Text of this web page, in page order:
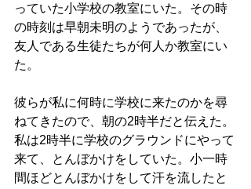
っていた小学校の教室にいた。その時
の時刻は早朝未明のようであったが、
友人である生徒たちが何人か教室にい
た。
彼らが私に何時に学校に来たのかを尋
ねてきたので、朝の2時半だと伝えた。
私は2時半に学校のグラウンドにやって
来て、とんぼかけをしていた。小一時
間ほどとんぼかけをして汗を流したと